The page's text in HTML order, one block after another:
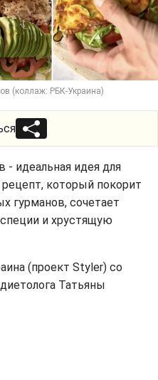
(коллаж: РБК-Украина)
- идеальная идея для
который покорит
гурманов, сочетает
и хрустящую
(проект Styler) со
Татьяны